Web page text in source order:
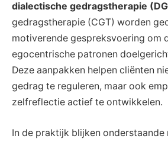
dialectische gedragstherapie
gedragstherapie (CGT) worden
motiverende gespreksvoering om
egocentrische patronen
Deze aanpakken helpen cliënten
gedrag te reguleren, maar ook
zelfreflectie actief te ontwikkelen.
In de praktijk blijken onderstaande